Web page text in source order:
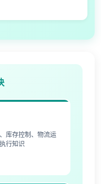
库存控制、物流运
行知识